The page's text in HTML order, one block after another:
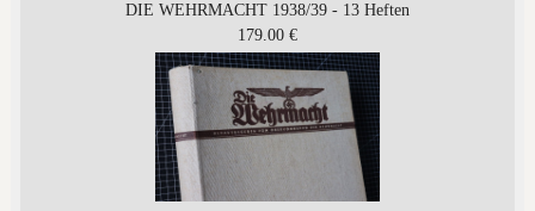
DIE WEHRMACHT 1938/39 - 13 Heften
179.00 €